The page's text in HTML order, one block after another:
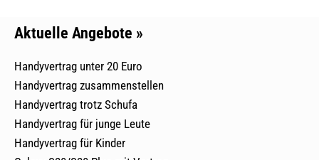
Aktuelle Angebote »
Handyvertrag unter 20 Euro
Handyvertrag zusammenstellen
Handyvertrag trotz Schufa
Handyvertrag für junge Leute
Handyvertrag für Kinder